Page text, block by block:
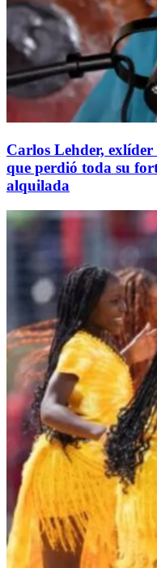
Carlos Lehder,
que perdió toda su
alquilada